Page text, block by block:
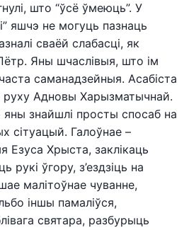
што “ўсё ўмеюць”. У
яшчэ не могуць пазнаць
сваёй слабасці, як
Яны шчаслівыя, што ім
саманадзейныя. Асабіста
руху Адновы Харызматычнай.
знайшлі просты спосаб на
сітуацый. Галоўнае –
Езуса Хрыста, заклікаць
рукі ўгору, з’ездзіць на
малітоўнае чуванне,
іншы памаліўся,
святара, разбурыць